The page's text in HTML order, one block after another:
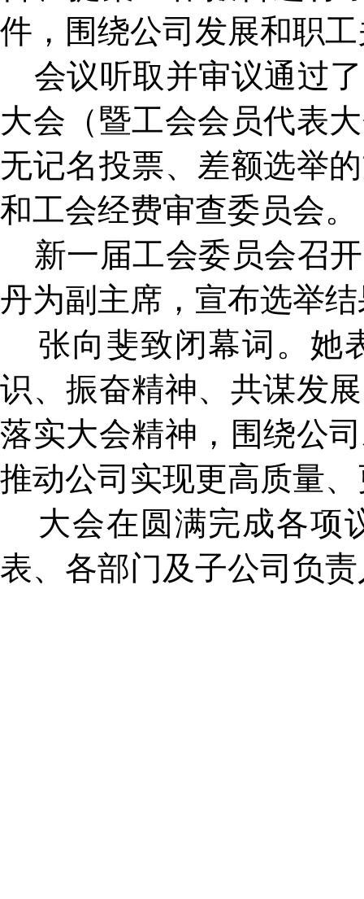
件，围绕公司发展和职
会议听取并审议通过
大会（暨工会会员代表
无记名投票、差额选举
和工会经费审查委员会。
新一届工会委员会召
丹为副主席，宣布选举
张向斐致闭幕词。她
识、振奋精神、共谋发
落实大会精神，围绕公
推动公司实现更高质量
大会在圆满完成各项
表、各部门及子公司负